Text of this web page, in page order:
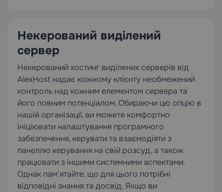
Некерований виділений
сервер
Некерований хостинг виділених серверів від
AlexHost надає кожному клієнту необмежений
контроль над кожним елементом сервера та
його повним потенціалом. Обираючи цю опцію в
нашій організації, ви можете комфортно
ініціювати налаштування програмного
забезпечення, керувати та взаємодіяти з
панеллю керування на свій розсуд, а також
працювати з іншими системними аспектами.
Однак пам’ятайте, що для цього потрібні
відповідні знання та досвід. Якщо ви